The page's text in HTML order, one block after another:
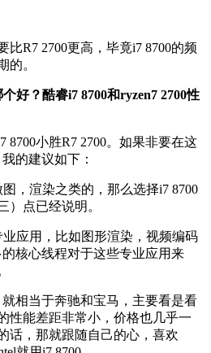
比R7 2700更高，毕竟i7 8700的频
的。
好？酷睿i7 8700和ryzen7 2700性
8700小胜R7 2700。如果非要在这
的建议如下：
，渲染之类的，那么选择i7 8700
）点已经说明。
应用，比如图形渲染，视频编码
核心线程对于这些专业应用来
相当于奔驰和宝马，主要看是看
性能差距非常小，价格也几乎一
话，那就跟随自己的心，喜欢